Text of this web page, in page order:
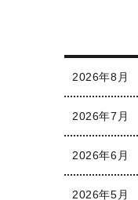
2026年8月
2026年7月
2026年6月
2026年5月